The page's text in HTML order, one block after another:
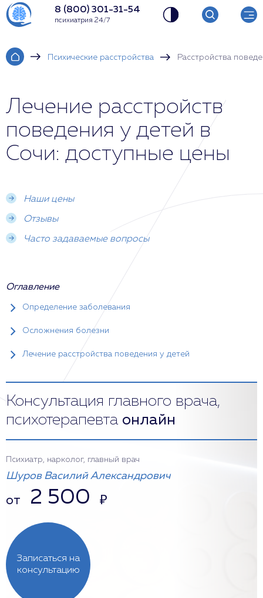
8 (800) 301-31-54
психиатрия 24/7
Психические расстройства Расстройства
Лечение расстройств
поведения у детей в
Сочи: доступные цены
Наши цены
Отзывы
Часто задаваемые вопросы
Оглавление
Определение заболевания
Осложнения болезни
Лечение расстройства поведения у детей
Консультация главного врача,
психотерапевта онлайн
Записаться на
консультацию
Психиатр, нарколог, главный врач
Шуров Василий Александрович
от 2 500 ₽